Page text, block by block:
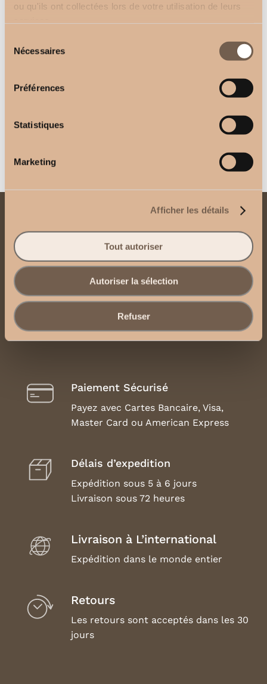
ou qu'ils ont collectées lors de votre utilisation de leurs
Nécessaires
Préférences
Statistiques
Marketing
Afficher les détails
Tout autoriser
Autoriser la sélection
Refuser
Support D.20mm Linéa
8,80€-
Envoyez-nous un email
Contactez-nous via WhatsApp
Mentions Légales, CGU et CGV
Paiement Sécurisé
Payez avec Cartes Bancaire, Visa,
Master Card ou American Express
Délais d’expedition
Expédition sous 5 à 6 jours
Livraison sous 72 heures
Livraison à L’international
Expédition dans le monde entier
Retours
Les retours sont acceptés dans les 30
jours